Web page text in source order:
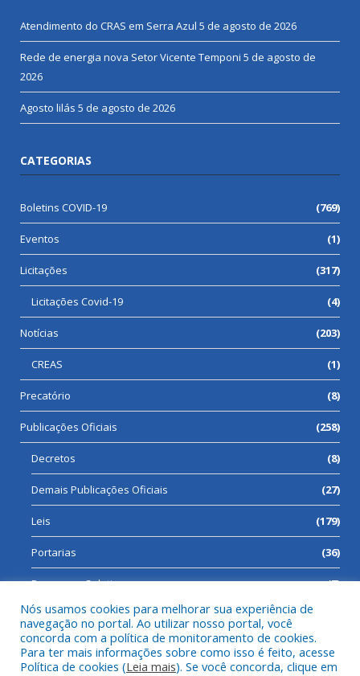
Atendimento do CRAS em Serra Azul 5 de agosto de 2026
Rede de energia nova Setor Vicente Temponi 5 de agosto de
2026
Agosto lilás 5 de agosto de 2026
CATEGORIAS
Boletins COVID-19 (769)
Eventos (1)
Licitações (317)
Licitações Covid-19 (4)
Notícias (203)
CREAS (1)
Precatório (8)
Publicações Oficiais (258)
Decretos (8)
Demais Publicações Oficiais (27)
Leis (179)
Portarias (36)
Processos Seletivos (7)
Todos os direitos reservados a Prefeitura Municipal de Cumaru
do Norte.
Nós usamos cookies para melhorar sua experiência de
navegação no portal. Ao utilizar nosso portal, você
concorda com a política de monitoramento de cookies.
Para ter mais informações sobre como isso é feito, acesse
Política de cookies (Leia mais). Se você concorda, clique em